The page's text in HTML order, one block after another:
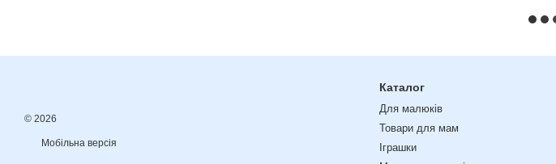
© 2026
Мобільна версія
Каталог
Для малюків
Товари для мам
Іграшки